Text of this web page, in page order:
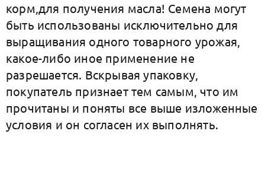
корм,для получения масла! Семена могут
быть использованы исключительно для
выращивания одного товарного урожая,
какое-либо иное применение не
разрешается. Вскрывая упаковку,
покупатель признает тем самым, что им
прочитаны и поняты все выше изложенные
условия и он согласен их выполнять.